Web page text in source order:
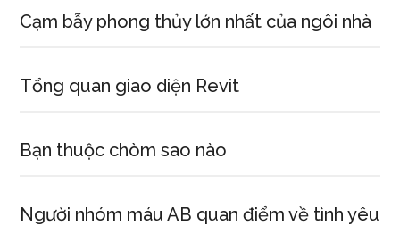
Cạm bẫy phong thủy lớn nhất của ngôi nhà
Tổng quan giao diện Revit
Bạn thuộc chòm sao nào
Người nhóm máu AB quan điểm về tình yêu